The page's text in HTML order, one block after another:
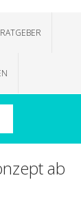
RATGEBER
ab